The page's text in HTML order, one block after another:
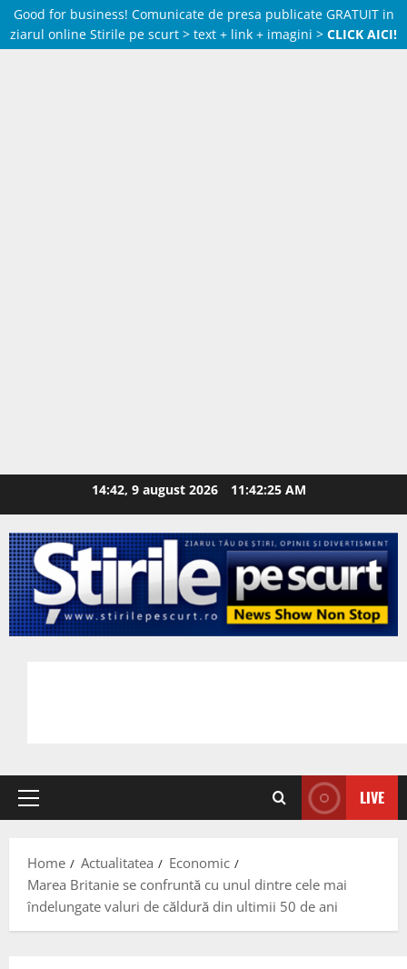
Good for business! Comunicate de presa publicate GRATUIT in
ziarul online Stirile pe scurt > text + link + imagini > CLICK AICI!
14:42, 9 august 2026 11:42:26 AM
Primary
LIVE
Home Actualitatea
Economic
Marea Britanie se confruntă cu unul dintre cele mai
îndelungate valuri de căldură din ultimii 50 de ani